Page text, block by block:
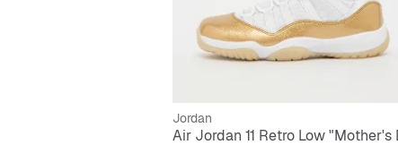
Jordan